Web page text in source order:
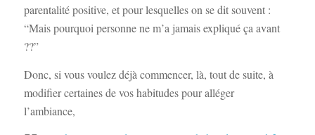
parentalité positive, et pour lesquelles on se dit souvent :
“Mais pourquoi personne ne m’a jamais expliqué ça avant
??”
Donc, si vous voulez déjà commencer, là, tout de suite, à
modifier certaines de vos habitudes pour alléger
l’ambiance,